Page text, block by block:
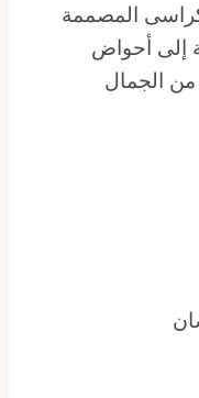
المصممة
إلى أحواض
من الجمال